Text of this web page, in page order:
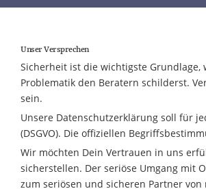
Die Sicherheit Deiner Daten bei Vistano
Unser Versprechen
Sicherheit ist die wichtigste
Problematik den Beratern schilderst.
sein.
Unsere Datenschutzerklärung soll für
(DSGVO). Die offiziellen
Wir möchten Dein Vertrauen in uns
sicherstellen. Der seriöse Umgang mit
zum seriösen und sicheren Partner